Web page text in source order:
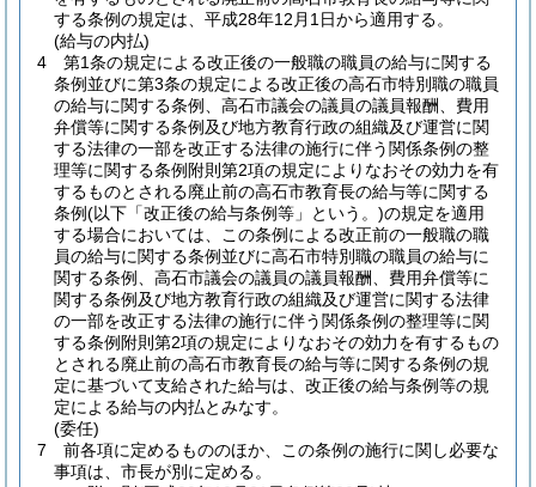
する条例の規定は、平成28年12月1日から適用する。
(給与の内払)
4
第1条の規定による改正後の一般職の職員の給与に関する
条例並びに第3条の規定による改正後の高石市特別職の職員
の給与に関する条例、高石市議会の議員の議員報酬、費用
弁償等に関する条例及び地方教育行政の組織及び運営に関
する法律の一部を改正する法律の施行に伴う関係条例の整
理等に関する条例附則第2項の規定によりなおその効力を有
するものとされる廃止前の高石市教育長の給与等に関する
条例(以下「改正後の給与条例等」という。)の規定を適用
する場合においては、この条例による改正前の一般職の職
員の給与に関する条例並びに高石市特別職の職員の給与に
関する条例、高石市議会の議員の議員報酬、費用弁償等に
関する条例及び地方教育行政の組織及び運営に関する法律
の一部を改正する法律の施行に伴う関係条例の整理等に関
する条例附則第2項の規定によりなおその効力を有するもの
とされる廃止前の高石市教育長の給与等に関する条例の規
定に基づいて支給された給与は、改正後の給与条例等の規
定による給与の内払とみなす。
(委任)
7
前各項に定めるもののほか、この条例の施行に関し必要な
事項は、市長が別に定める。